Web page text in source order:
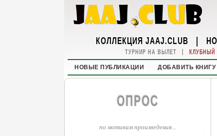
КОЛЛЕКЦИЯ JAAJ.CLUB |
ТУРНИР НА ВЫЛЕТ |
НОВЫЕ ПУБЛИКАЦИИ ДОБАВИТЬ КНИГУ
ОПРОС
по мотивам произведения...